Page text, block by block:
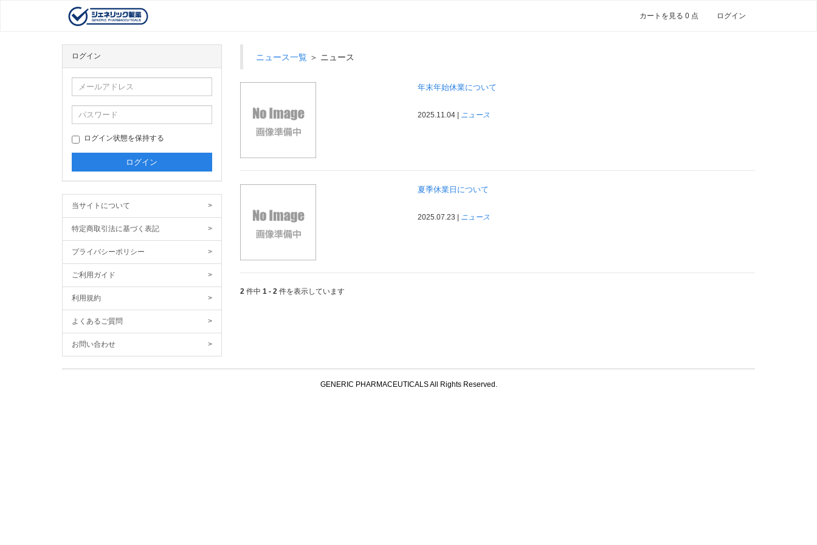
カートを見る 0 点 ログイン
ログイン
ログイン状態を保持する
当サイトについて >
特定商取引法に基づく表記 >
プライバシーポリシー >
ご利用ガイド >
利用規約 >
よくあるご質問 >
お問い合わせ >
ニュース一覧＞ ニュース
年末年始休業について
2025.11.04 | ニュース
夏季休業日について
2025.07.23 | ニュース
2件中 1 - 2件を表示しています
GENERIC PHARMACEUTICALS All Rights Reserved.